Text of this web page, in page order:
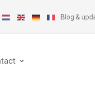
Blog &